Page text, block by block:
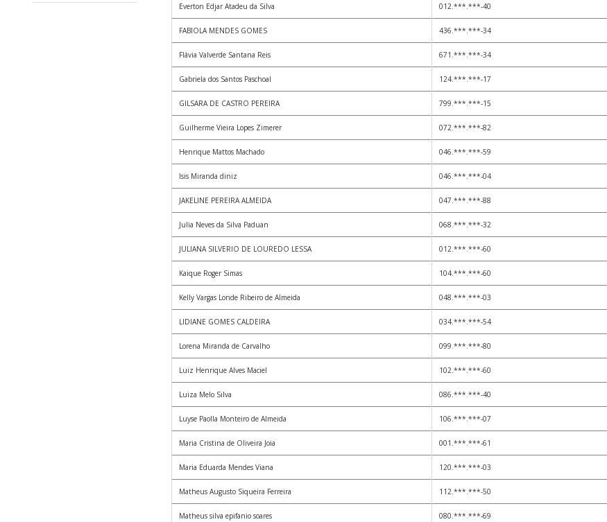
Everton Edjar Atadeu da Silva 012.***.***-40
FABIOLA MENDES GOMES 436.***.***-34
Flávia Valverde Santana Reis 671.***.***-34
Gabriela dos Santos Paschoal 124.***.***-17
GILSARA DE CASTRO PEREIRA 799.***.***-15
Guilherme Vieira Lopes Zimerer 072.***.***-82
Henrique Mattos Machado 046.***.***-59
Isis Miranda diniz 046.***.***-04
JAKELINE PEREIRA ALMEIDA 047.***.***-88
Julia Neves da Silva Paduan 068.***.***-32
JULIANA SILVERIO DE LOUREDO LESSA 012.***.***-60
Kaique Roger Simas 104.***.***-60
Kelly Vargas Londe Ribeiro de Almeida 048.***.***-03
LIDIANE GOMES CALDEIRA 034.***.***-54
Lorena Miranda de Carvalho 099.***.***-80
Luiz Henrique Alves Maciel 102.***.***-60
Luiza Melo Silva 086.***.***-40
Luyse Paolla Monteiro de Almeida 106.***.***-07
Maria Cristina de Oliveira Joia 001.***.***-61
Maria Eduarda Mendes Viana 120.***.***-03
Matheus Augusto Siqueira Ferreira 112.***.***-50
Matheus silva epifanio soares 080.***.***-69